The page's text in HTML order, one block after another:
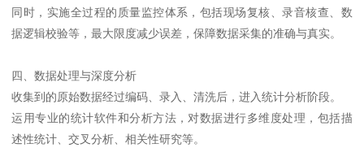
同时，实施全过程的质量监控体系，包括现场复核、录音核查、数
据逻辑校验等，最大限度减少误差，保障数据采集的准确与真实。
四、数据处理与深度分析
收集到的原始数据经过编码、录入、清洗后，进入统计分析阶段。
运用专业的统计软件和分析方法，对数据进行多维度处理，包括描
述性统计、交叉分析、相关性研究等。